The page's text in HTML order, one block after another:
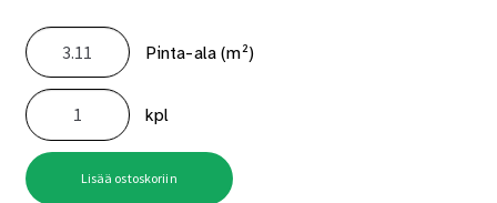
Pinta-ala (m²)
Osb3
11X1197X2600
määrä kpl
Lisää ostoskoriin